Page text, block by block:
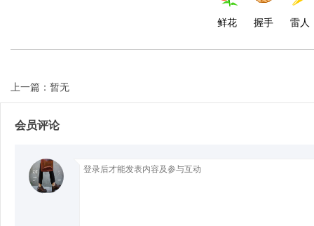
鲜花 握手 雷人
上一篇：暂无
会员评论